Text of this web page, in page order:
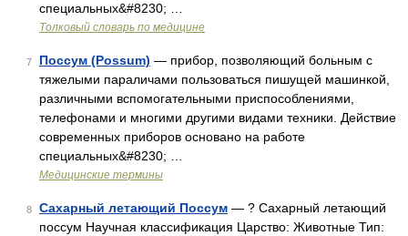
специальных&#8230; …
Толковый словарь по медицине
7 Поссум (Possum) — прибор, позволяющий больным с
тяжелыми параличами пользоваться пишущей машинкой,
различными вспомогательными приспособлениями,
телефонами и многими другими видами техники. Действие
современных приборов основано на работе
специальных&#8230; …
Медицинские термины
8 Сахарный летающий Поссум — ? Сахарный летающий
поссум Научная классификация Царство: Животные Тип: